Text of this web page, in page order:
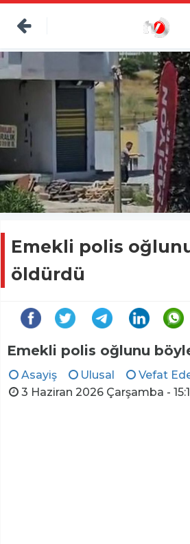
Emekli polis
öldürdü
Emekli polis oğlunu
Asayiş Ulusal
Vefat
3 Haziran 2026 Çarşamba -